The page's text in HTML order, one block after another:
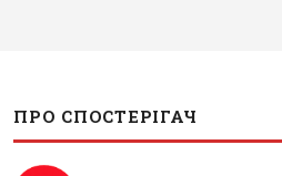
ПРО СПОСТЕРІГАЧ